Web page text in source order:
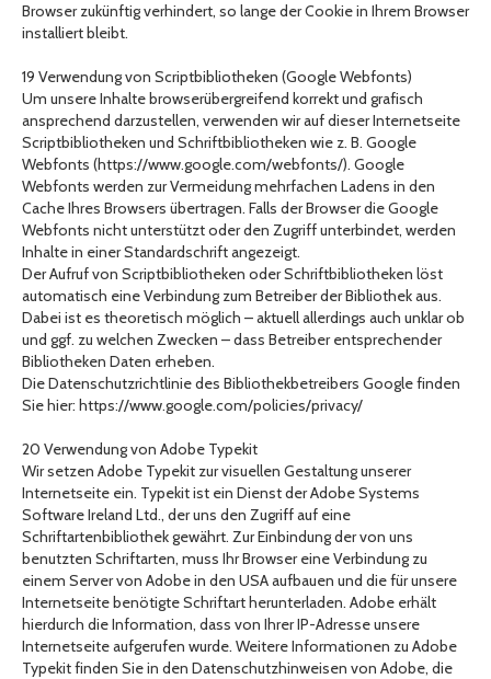
Browser zukünftig verhindert, so lange der Cookie in Ihrem Browser
installiert bleibt.
19 Verwendung von Scriptbibliotheken (Google Webfonts)
Um unsere Inhalte browserübergreifend korrekt und grafisch
ansprechend darzustellen, verwenden wir auf dieser Internetseite
Scriptbibliotheken und Schriftbibliotheken wie z. B. Google
Webfonts (https://www.google.com/webfonts/). Google
Webfonts werden zur Vermeidung mehrfachen Ladens in den
Cache Ihres Browsers übertragen. Falls der Browser die Google
Webfonts nicht unterstützt oder den Zugriff unterbindet, werden
Inhalte in einer Standardschrift angezeigt.
Der Aufruf von Scriptbibliotheken oder Schriftbibliotheken löst
automatisch eine Verbindung zum Betreiber der Bibliothek aus.
Dabei ist es theoretisch möglich – aktuell allerdings auch unklar ob
und ggf. zu welchen Zwecken – dass Betreiber entsprechender
Bibliotheken Daten erheben.
Die Datenschutzrichtlinie des Bibliothekbetreibers Google finden
Sie hier: https://www.google.com/policies/privacy/
20 Verwendung von Adobe Typekit
Wir setzen Adobe Typekit zur visuellen Gestaltung unserer
Internetseite ein. Typekit ist ein Dienst der Adobe Systems
Software Ireland Ltd., der uns den Zugriff auf eine
Schriftartenbibliothek gewährt. Zur Einbindung der von uns
benutzten Schriftarten, muss Ihr Browser eine Verbindung zu
einem Server von Adobe in den USA aufbauen und die für unsere
Internetseite benötigte Schriftart herunterladen. Adobe erhält
hierdurch die Information, dass von Ihrer IP-Adresse unsere
Internetseite aufgerufen wurde. Weitere Informationen zu Adobe
Typekit finden Sie in den Datenschutzhinweisen von Adobe, die